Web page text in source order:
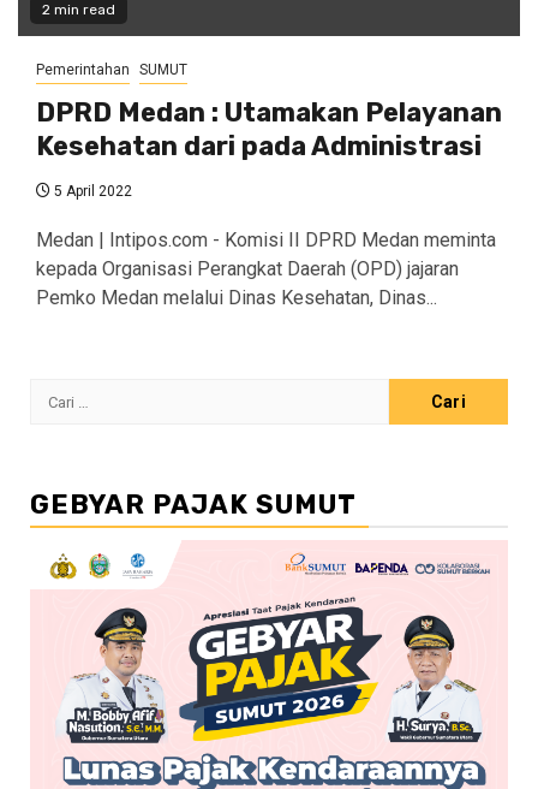
2 min read
Pemerintahan SUMUT
DPRD Medan : Utamakan Pelayanan
Kesehatan dari pada Administrasi
5 April 2022
Medan | Intipos.com - Komisi II DPRD Medan meminta
kepada Organisasi Perangkat Daerah (OPD) jajaran
Pemko Medan melalui Dinas Kesehatan, Dinas...
Cari
GEBYAR PAJAK SUMUT